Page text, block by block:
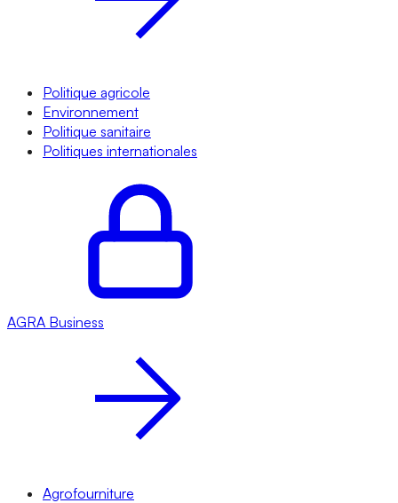
Politique agricole
Environnement
Politique sanitaire
Politiques internationales
AGRA Business
Agrofourniture